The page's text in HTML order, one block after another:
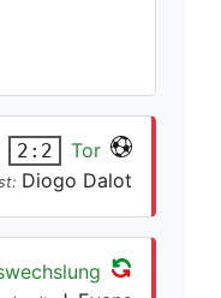
2:2
Tor
Diogo Dalot